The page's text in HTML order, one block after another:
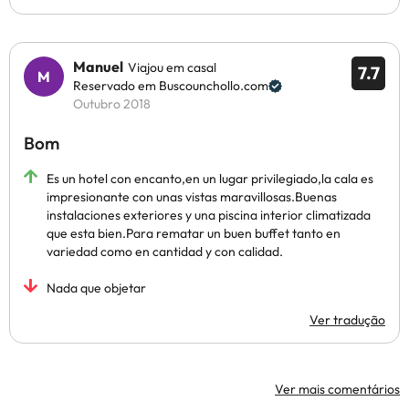
7.7
Manuel Viajou em casal
Reservado em Buscounchollo.com
Outubro 2018
Bom
Es un hotel con encanto,en un lugar privilegiado,la cala es
impresionante con unas vistas maravillosas.Buenas
instalaciones exteriores y una piscina interior climatizada
que esta bien.Para rematar un buen buffet tanto en
variedad como en cantidad y con calidad.
Nada que objetar
Ver tradução
Ver mais comentários